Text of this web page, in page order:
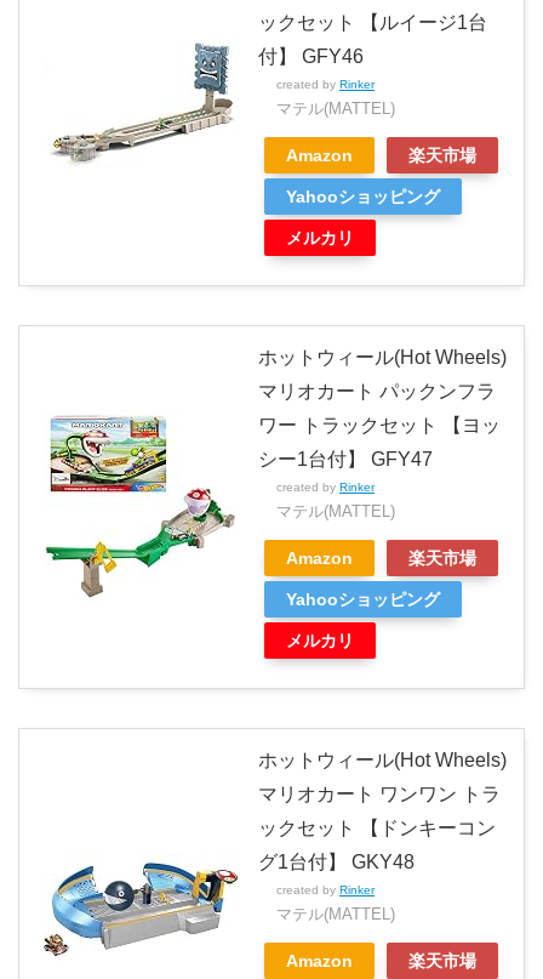
ックセット 【ルイージ1台
付】 GFY46
created by Rinker
マテル(MATTEL)
Amazon 楽天市場
Yahooショッピング
メルカリ
ホットウィール(Hot Wheels)
マリオカート パックンフラ
ワー トラックセット 【ヨッ
シー1台付】 GFY47
created by Rinker
マテル(MATTEL)
Amazon 楽天市場
Yahooショッピング
メルカリ
ホットウィール(Hot Wheels)
マリオカート ワンワン トラ
ックセット 【ドンキーコン
グ1台付】 GKY48
created by Rinker
マテル(MATTEL)
Amazon 楽天市場